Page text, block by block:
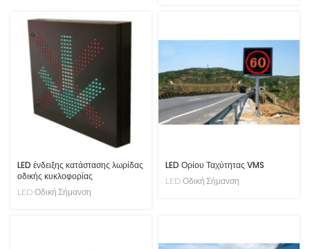
LED ένδειξης κατάστασης λωρίδας
οδικής κυκλοφορίας
LED Οδική Σήμανση
LED Ορίου Ταχύτητας VMS
LED Οδική Σήμανση